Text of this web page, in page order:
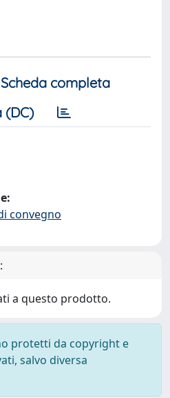
Scheda completa
(DC)
convegno
a questo prodotto.
protetti da copyright e
salvo diversa